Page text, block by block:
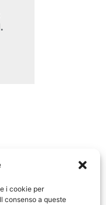
i cookie per
consenso a queste